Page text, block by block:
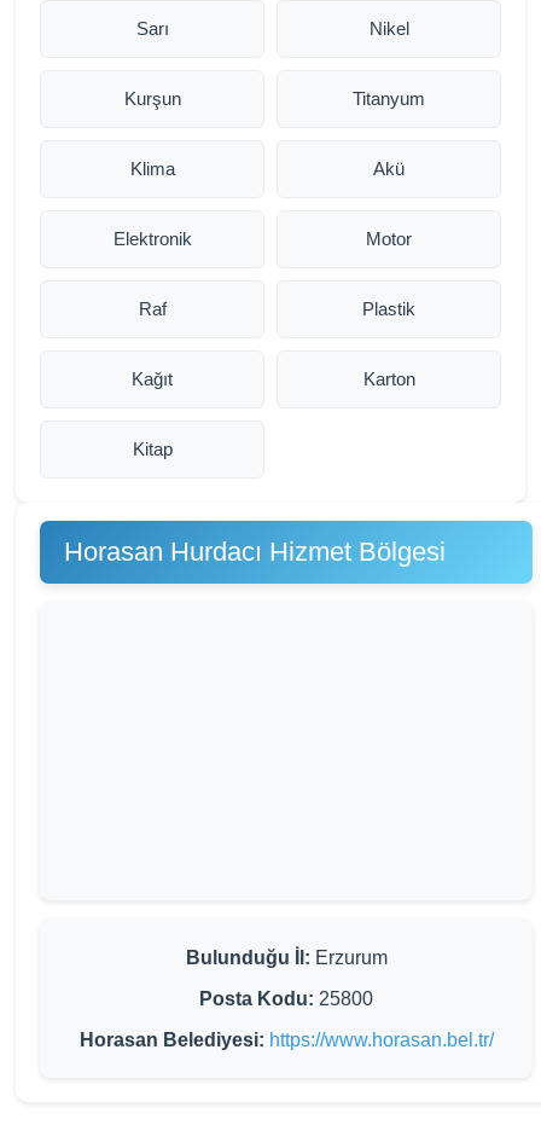
Sarı Nikel
Kurşun Titanyum
Klima Akü
Elektronik Motor
Raf Plastik
Kağıt Karton
Kitap
Horasan Hurdacı Hizmet Bölgesi
Bulunduğu İl: Erzurum
Posta Kodu: 25800
Horasan Belediyesi: https://www.horasan.bel.tr/